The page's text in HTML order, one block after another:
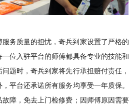
务质量的担忧，奇兵到家设置了严格的
位入驻平台的师傅都具备专业的技能和
问题时，奇兵到家将先行承担赔付责任，
，平台还承诺所有服务均享受一年质保。
故障，免去上门检修费 ； 因师傅原因需要